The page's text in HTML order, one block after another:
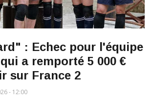
: Echec pour l'équipe
a remporté 5 000 €
sur France 2
- 12:00